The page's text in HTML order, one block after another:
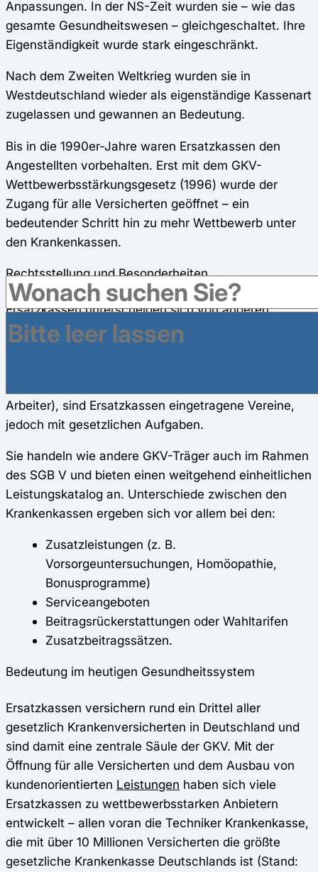
Anpassungen. In der NS-Zeit wurden sie – wie das
gesamte Gesundheitswesen – gleichgeschaltet. Ihre
Eigenständigkeit wurde stark eingeschränkt.
Nach dem Zweiten Weltkrieg wurden sie in
Westdeutschland wieder als eigenständige Kassenart
zugelassen und gewannen an Bedeutung.
Bis in die 1990er-Jahre waren Ersatzkassen den
Angestellten vorbehalten. Erst mit dem GKV-
Wettbewerbsstärkungsgesetz (1996) wurde der
Zugang für alle Versicherten geöffnet – ein
bedeutender Schritt hin zu mehr Wettbewerb unter
den Krankenkassen.
Rechtsstellung und Besonderheiten
Ersatzkassen unterscheiden sich von anderen
gesetzlichen Krankenkassen durch ihre Rechtsform:
Während viele andere Kassen Körperschaften des
Arbeiter), sind Ersatzkassen eingetragene Vereine,
jedoch mit gesetzlichen Aufgaben.
Sie handeln wie andere GKV-Träger auch im Rahmen
des SGB V und bieten einen weitgehend einheitlichen
Leistungskatalog an. Unterschiede zwischen den
Krankenkassen ergeben sich vor allem bei den:
Zusatzleistungen (z. B.
Vorsorgeuntersuchungen, Homöopathie,
Bonusprogramme)
Serviceangeboten
Beitragsrückerstattungen oder Wahltarifen
Zusatzbeitragssätzen.
Bedeutung im heutigen Gesundheitssystem
Ersatzkassen versichern rund ein Drittel aller
gesetzlich Krankenversicherten in Deutschland und
sind damit eine zentrale Säule der GKV. Mit der
Öffnung für alle Versicherten und dem Ausbau von
kundenorientierten Leistungen haben sich viele
Ersatzkassen zu wettbewerbsstarken Anbietern
entwickelt – allen voran die Techniker Krankenkasse,
die mit über 10 Millionen Versicherten die größte
gesetzliche Krankenkasse Deutschlands ist (Stand: